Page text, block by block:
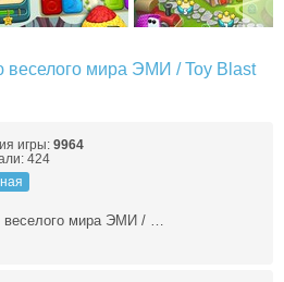
веселого мира ЭМИ / Toy Blast
игры: 9964
424
веселого мира ЭМИ / …